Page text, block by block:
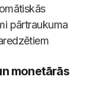
pārtraukuma
monetārās